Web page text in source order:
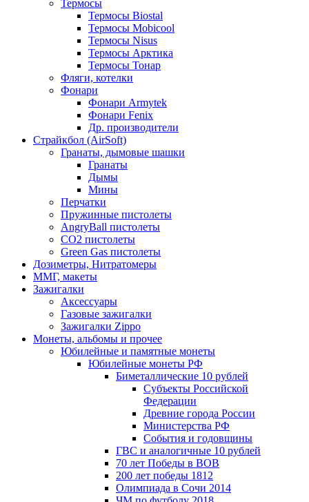
Термосы
Термосы Biostal
Термосы Mobicool
Термосы Nisus
Термосы Арктика
Термосы Тонар
Фляги, котелки
Фонари
Фонари Armytek
Фонари Fenix
Др. производители
Страйкбол (AirSoft)
Гранаты, дымовые шашки
Гранаты
Дымы
Мины
Перчатки
Пружинные пистолеты
AngryBall пистолеты
CO2 пистолеты
Green Gas пистолеты
Дозиметры, Нитратомеры
ММГ, макеты
Зажигалки
Аксессуары
Газовые зажигалки
Зажигалки Zippo
Монеты, альбомы и прочее
Юбилейные и памятные монеты
Юбилейные монеты РФ
Биметаллические 10 рублей
Субъекты Российской
Федерации
Древние города России
Министерства РФ
События и годовщины
ГВС и аналогичные 10 рублей
70 лет Победы в ВОВ
200 лет победы 1812
Олимпиада в Сочи 2014